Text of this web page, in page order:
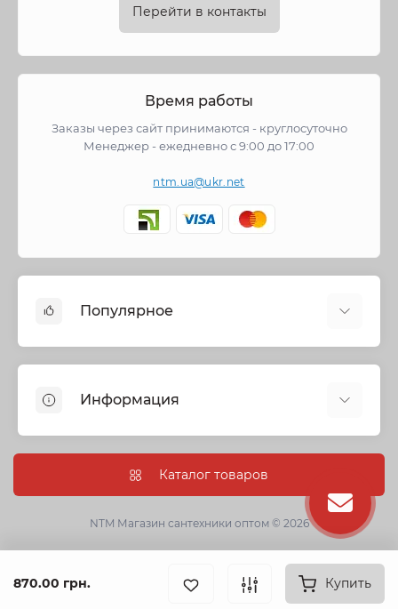
870.00 грн. Купить
Перейти в контакты
Время работы
Заказы через сайт принимаются - круглосуточно
Менеджер - ежедневно с 9:00 до 17:00
ntm.ua@ukr.net
Популярное
Запорная арматура
Трубы и фитинги
Насосное оборудование
Фильтры для питьевой воды
Информация
Информация о доставке
О нас
Условия соглашения
Гарантии
Каталог товаров
NTM Магазин сантехники оптом © 2026